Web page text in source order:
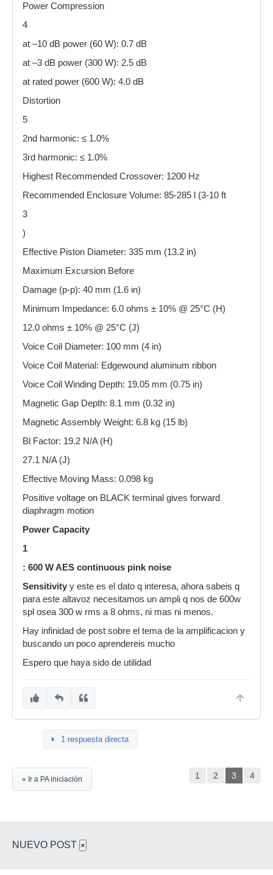
Power Compression
4
at –10 dB power (60 W): 0.7 dB
at –3 dB power (300 W): 2.5 dB
at rated power (600 W): 4.0 dB
Distortion
5
2nd harmonic: ≤ 1.0%
3rd harmonic: ≤ 1.0%
Highest Recommended Crossover: 1200 Hz
Recommended Enclosure Volume: 85-285 l (3-10 ft
3
)
Effective Piston Diameter: 335 mm (13.2 in)
Maximum Excursion Before
Damage (p-p): 40 mm (1.6 in)
Minimum Impedance: 6.0 ohms ± 10% @ 25°C (H)
12.0 ohms ± 10% @ 25°C (J)
Voice Coil Diameter: 100 mm (4 in)
Voice Coil Material: Edgewound aluminum ribbon
Voice Coil Winding Depth: 19.05 mm (0.75 in)
Magnetic Gap Depth: 8.1 mm (0.32 in)
Magnetic Assembly Weight: 6.8 kg (15 lb)
Bl Factor: 19.2 N/A (H)
27.1 N/A (J)
Effective Moving Mass: 0.098 kg
Positive voltage on BLACK terminal gives forward
diaphragm motion
Power Capacity
1
: 600 W AES continuous pink noise
Sensitivity y este es el dato q interesa, ahora sabeis q
para este altavoz necesitamos un ampli q nos de 600w
spl osea 300 w rms a 8 ohms, ni mas ni menos.
Hay infinidad de post sobre el tema de la amplificacion y
buscando un poco aprendereis mucho
Espero que haya sido de utilidad
1 respuesta directa
1 2 3 4
« Ir a PA iniciación
NUEVO POST ×